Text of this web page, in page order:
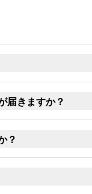
届きますか？
？